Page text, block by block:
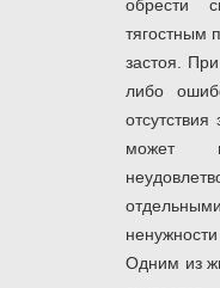
обрести
тягостным
застоя.
либо
отсутствия
может
Одним из